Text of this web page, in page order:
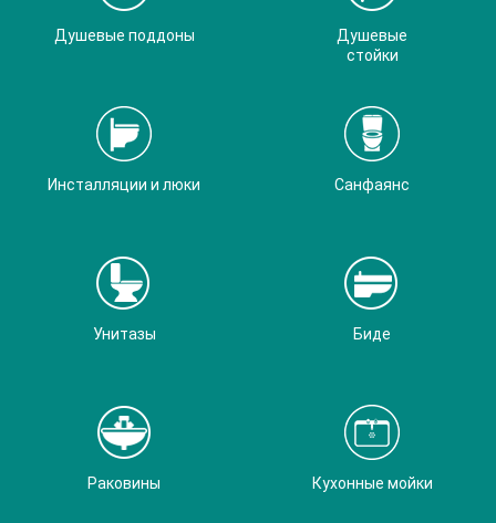
Душевые поддоны
Душевые
стойки
Инсталляции и люки Санфаянс
Унитазы Биде
Раковины Кухонные мойки